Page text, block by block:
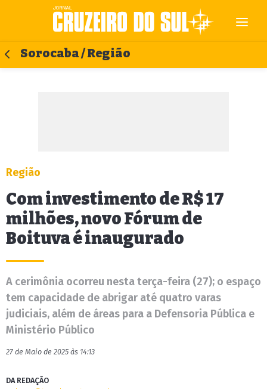
Sorocaba / Região
Região
Com investimento de R$ 17
milhões, novo Fórum de
Boituva é inaugurado
A cerimônia ocorreu nesta terça-feira (27); o espaço
tem capacidade de abrigar até quatro varas
judiciais, além de áreas para a Defensoria Pública e
Ministério Público
27 de Maio de 2025 às 14:13
DA REDAÇÃO